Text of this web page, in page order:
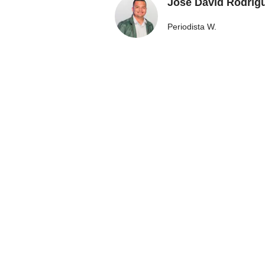
José David
Periodista W.